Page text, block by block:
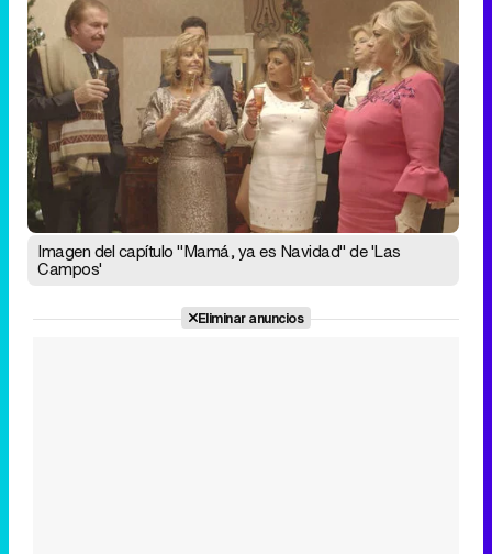
Imagen del capítulo "Mamá, ya es Navidad" de 'Las
Campos'
Eliminar anuncios